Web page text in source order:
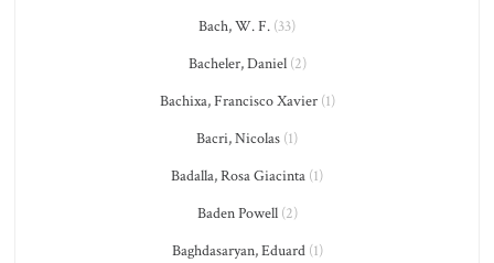
Bach, W. F. (33)
Bacheler, Daniel(2)
Bachixa, Francisco Xavier(1)
Bacri, Nicolas (1)
Badalla, Rosa Giacinta (1)
Baden Powell(2)
Baghdasaryan, Eduard(1)